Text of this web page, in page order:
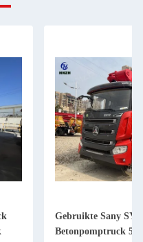
Gebruikte Sany
Betonpomptruck 5